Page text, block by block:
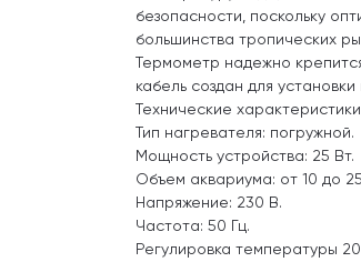
безопасности, поскольку
большинства тропических
Термометр надежно
кабель создан для
Технические
Тип нагревателя: погружной.
Мощность устройства: 25 Вт.
Объем аквариума: от 10 до
Напряжение: 230 В.
Частота: 50 Гц.
Регулировка температуры